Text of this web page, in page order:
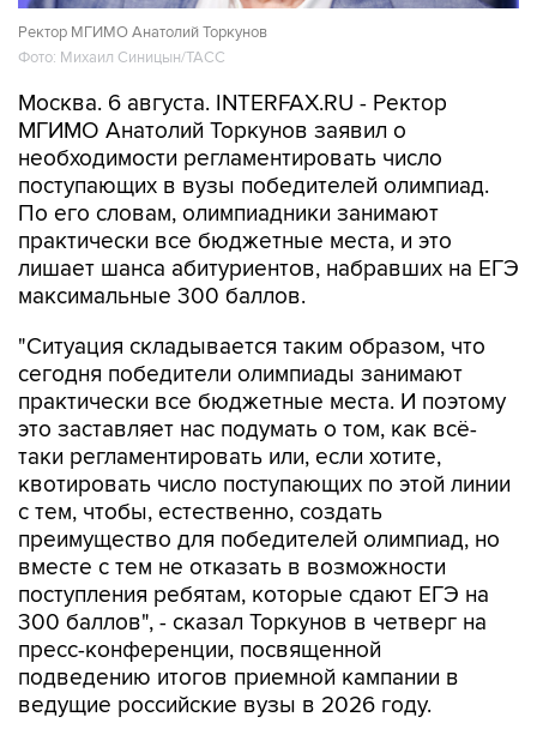
Ректор МГИМО Анатолий Торкунов
Фото: Михаил Синицын/ТАСС
Москва. 6 августа. INTERFAX.RU - Ректор
МГИМО Анатолий Торкунов заявил о
необходимости регламентировать число
поступающих в вузы победителей олимпиад.
По его словам, олимпиадники занимают
практически все бюджетные места, и это
лишает шанса абитуриентов, набравших на ЕГЭ
максимальные 300 баллов.
"Ситуация складывается таким образом, что
сегодня победители олимпиады занимают
практически все бюджетные места. И поэтому
это заставляет нас подумать о том, как всё-
таки регламентировать или, если хотите,
квотировать число поступающих по этой линии
с тем, чтобы, естественно, создать
преимущество для победителей олимпиад, но
вместе с тем не отказать в возможности
поступления ребятам, которые сдают ЕГЭ на
300 баллов", - сказал Торкунов в четверг на
пресс-конференции, посвященной
подведению итогов приемной кампании в
ведущие российские вузы в 2026 году.